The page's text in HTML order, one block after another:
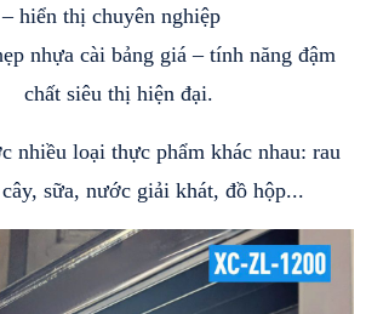
hiển thị chuyên nghiệp
nhựa cài bảng giá – tính năng đậm
chất siêu thị hiện đại.
nhiều loại thực phẩm khác nhau: rau
sữa, nước giải khát, đồ hộp...